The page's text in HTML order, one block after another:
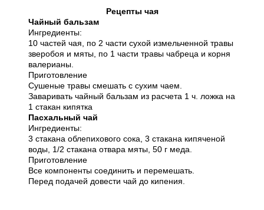
Рецепты чая
Чайный бальзам
Ингредиенты:
10 частей чая, по 2 части сухой измельченной травы
зверобоя и мяты, по 1 части травы чабреца и корня
валерианы.
Приготовление
Сушеные травы смешать с сухим чаем.
Заваривать чайный бальзам из расчета 1 ч. ложка на
1 стакан кипятка
Пасхальный чай
Ингредиенты:
3 стакана облепихового сока, 3 стакана кипяченой
воды, 1/2 стакана отвара мяты, 50 г меда.
Приготовление
Все компоненты соединить и перемешать.
Перед подачей довести чай до кипения.